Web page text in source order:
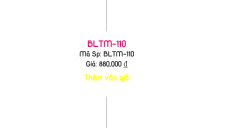
BLTM-110
Mã Sp: BLTM-110
Giá: 880,000₫
Thêm vào giỏ